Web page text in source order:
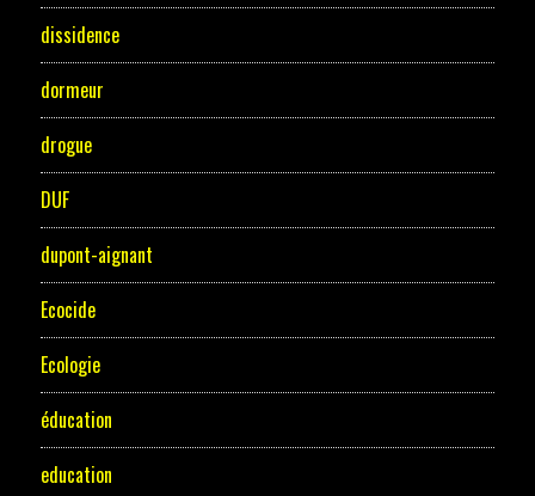
dissidence
dormeur
drogue
DUF
dupont-aignant
Ecocide
Ecologie
éducation
education